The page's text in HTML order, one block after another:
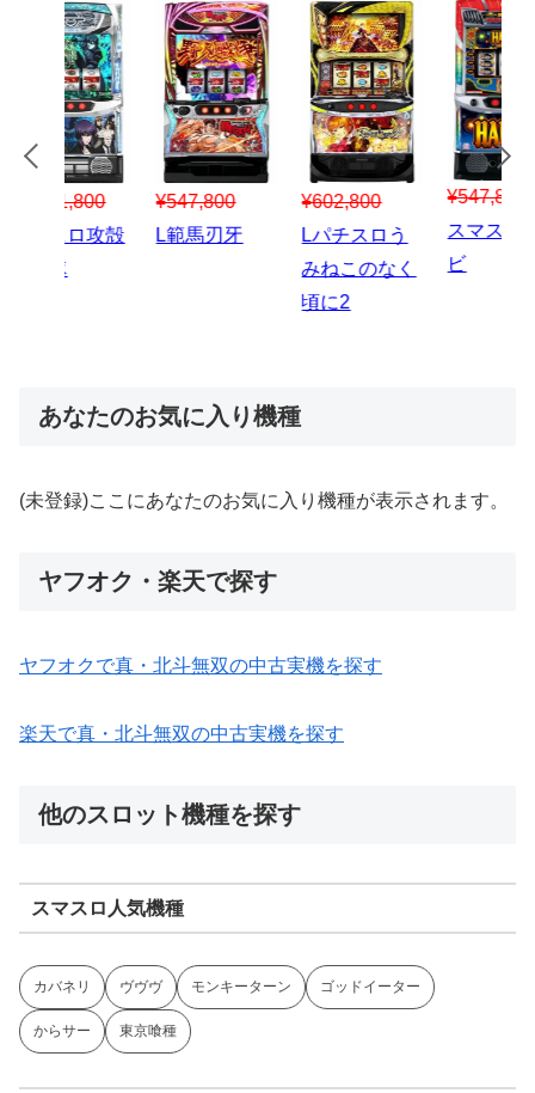
¥547,800
スマスロハナ
¥150,000
スマスロ秘宝
¥1,867,800
Lパチスロ 炎
炎ノ消防隊2
あなたのお気に入り機種
(未登録)ここにあなたのお気に入り機種が表示されます。
ヤフオク・楽天で探す
ヤフオクで真・北斗無双の中古実機を探す
楽天で真・北斗無双の中古実機を探す
他のスロット機種を探す
スマスロ人気機種
カバネリ ヴヴヴ モンキーターン ゴッドイーター
からサー 東京喰種